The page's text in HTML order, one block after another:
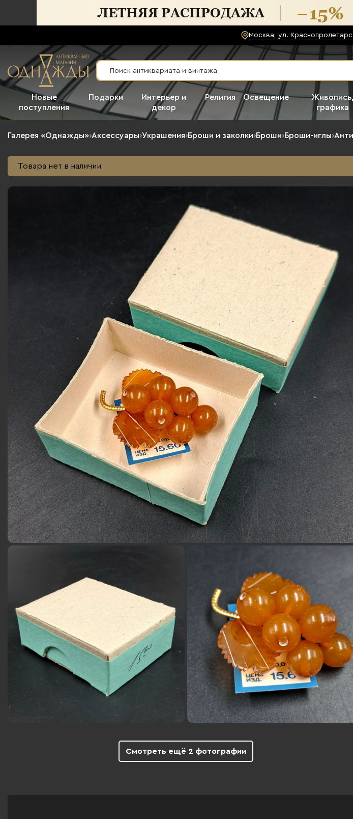
Москва, ул.
Новые
поступления
Подарки
Интерьер и
декор
Религия Освещение
графика
Галерея «Однажды»›Аксессуары›Украшения›Броши и заколки›Броши›Броши-иглы›
Товара нет в наличии
Смотреть ещё 2 фотографии